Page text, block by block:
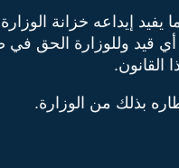
إيداعه خزانة الوزارة
أي قيد وللوزارة الحق
القانون.
بذلك من الوزارة.